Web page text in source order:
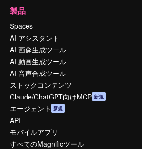
製品
Spaces
AI アシスタント
AI 画像生成ツール
AI 動画生成ツール
AI 音声合成ツール
ストックコンテンツ
Claude/ChatGPT向けMCP 新規
エージェント 新規
API
モバイルアプリ
すべてのMagnificツール